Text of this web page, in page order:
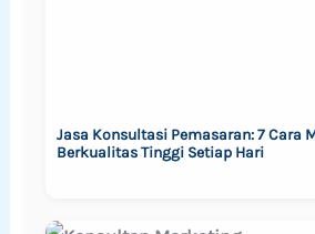
Jasa Konsultasi Pemasaran: 7 Cara
Berkualitas Tinggi Setiap Hari